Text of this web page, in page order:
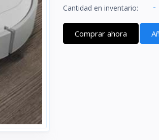
Cantidad en inventario: -
Comprar ahora